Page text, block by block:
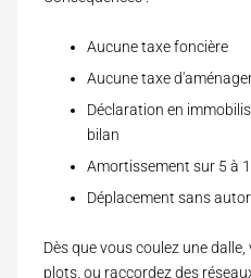
Aucune taxe foncière
Aucune taxe
Déclaration en
bilan
Amortissement sur 5 à
Déplacement sans
Dès que vous coulez une
plots, ou raccordez des